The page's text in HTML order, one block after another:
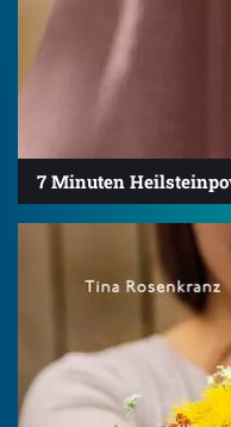
7 Minuten